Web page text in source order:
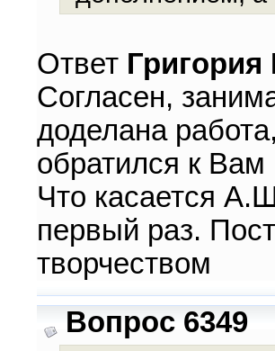
Ответ
Согласен,
доделана
обратился к
Что касается
первый раз.
творчеством
Вопрос 6349